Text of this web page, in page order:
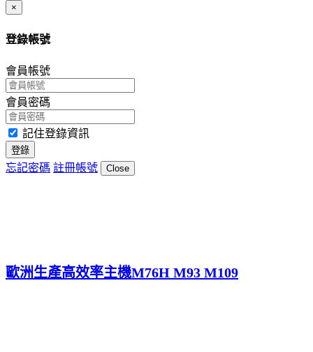
×
登錄帳號
會員帳號
會員密碼
記住登錄資訊
登錄
忘記密碼 註冊帳號 Close